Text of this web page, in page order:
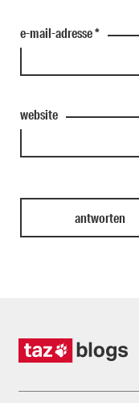
e-mail-adresse*
website